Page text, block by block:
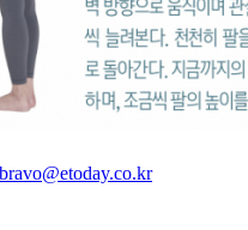
bravo@etoday.co.kr